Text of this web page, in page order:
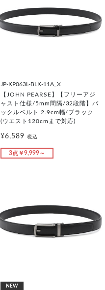
JP-KP063L-BLK-11A_X
【JOHN PEARSE】【フリーアジ
ャスト仕様/5mm間隔/32段階】バ
ックルベルト 2.9cm幅/ブラック
(ウエスト120cmまで対応)
¥6,589 税込
3点￥9,999～
NEW